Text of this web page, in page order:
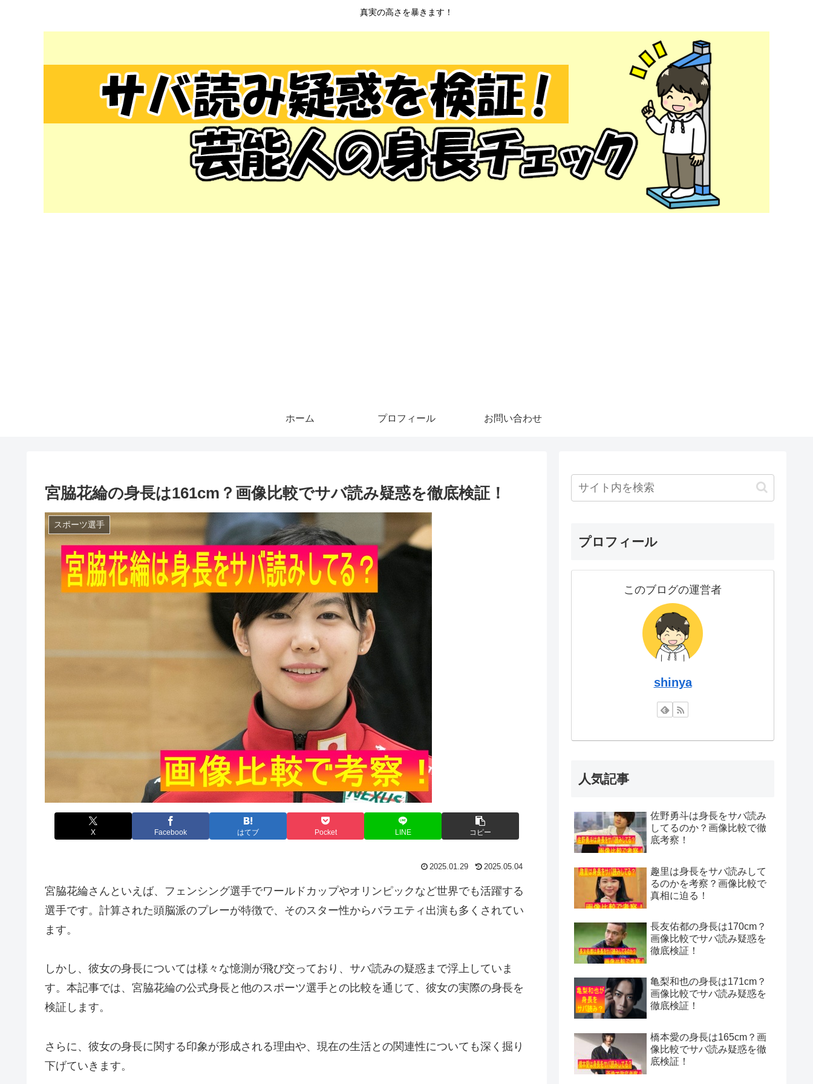
真実の高さを暴きます！
ホーム プロフィール お問い合わせ
宮脇花綸の身長は161cm？画像比較でサバ読み疑惑を徹底検証！
スポーツ選手
X Facebook はてブ Pocket LINE コピー
2025.01.29 2025.05.04
宮脇花綸さんといえば、フェンシング選手でワールドカップやオリンピックなど世界でも活躍する
選手です。計算された頭脳派のプレーが特徴で、そのスター性からバラエティ出演も多くされてい
ます。
しかし、彼女の身長については様々な憶測が飛び交っており、サバ読みの疑惑まで浮上していま
す。本記事では、宮脇花綸の公式身長と他のスポーツ選手との比較を通じて、彼女の実際の身長を
検証します。
さらに、彼女の身長に関する印象が形成される理由や、現在の生活との関連性についても深く掘り
下げていきます。
プロフィール
このブログの運営者
shinya
人気記事
佐野勇斗は身長をサバ読み
してるのか？画像比較で徹
底考察！
趣里は身長をサバ読みして
るのかを考察？画像比較で
真相に迫る！
長友佑都の身長は170cm？
画像比較でサバ読み疑惑を
徹底検証！
亀梨和也の身長は171cm？
画像比較でサバ読み疑惑を
徹底検証！
橋本愛の身長は165cm？画
像比較でサバ読み疑惑を徹
底検証！